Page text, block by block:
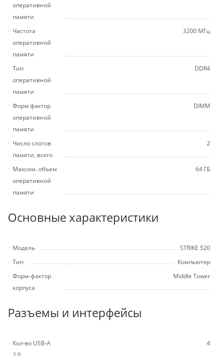
оперативной
памяти
Частота
оперативной
памяти
3200 МГц
Тип
оперативной
памяти
DDR4
Форм фактор
оперативной
памяти
DIMM
Число слотов
памяти, всего
2
Максим. объем
оперативной
памяти
64 ГБ
Основные характеристики
Модель
STRIKE 520
Тип
Компьютер
Форм-фактор
корпуса
Middle Tower
Разъемы и интерфейсы
Кол-во USB-A
4